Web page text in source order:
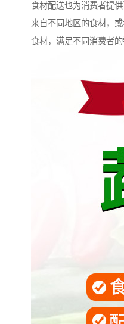
食材配送也为消费者提
来自不同地区的食材，
食材，满足不同消费者的